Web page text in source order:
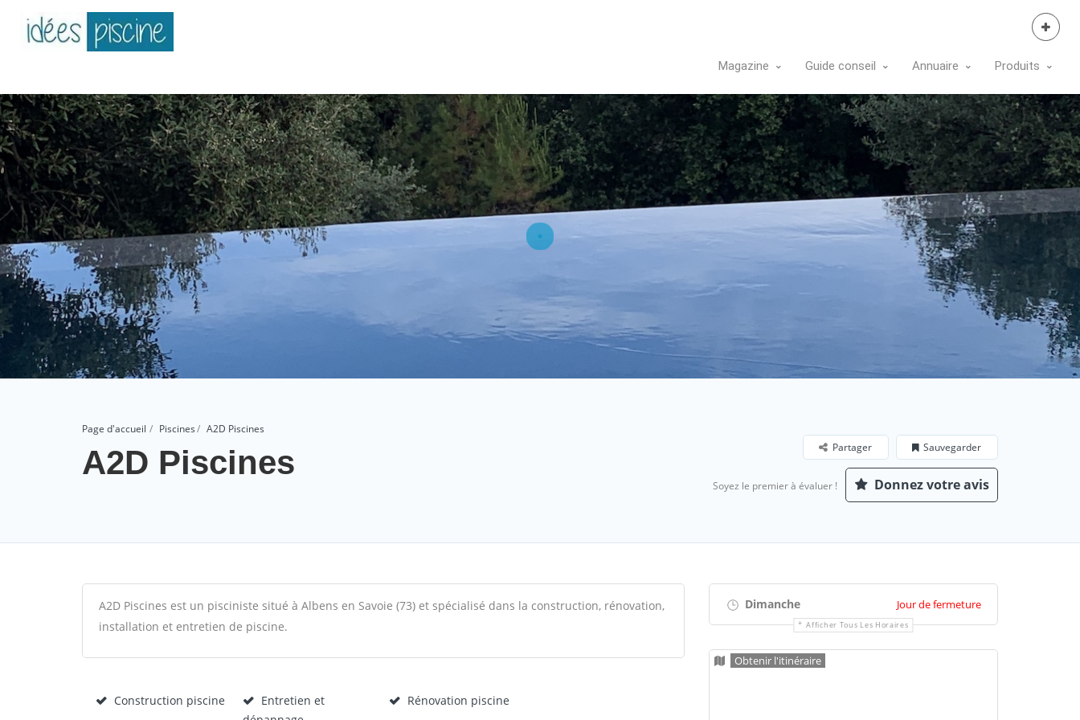
Magazine Guide conseil Annuaire Produits
Page d'accueil Piscines A2D Piscines
A2D Piscines Sauvegarder
Partager
Soyez le premier à évaluer ! Donnez votre avis
A2D Piscines est un pisciniste situé à Albens en Savoie (73) et spécialisé dans la construction, rénovation,
installation et entretien de piscine.
Construction piscine
Entretien et
Rénovation piscine
Dimanche Jour de fermeture
Afficher Tous Les Horaires
Obtenir l'itinéraire